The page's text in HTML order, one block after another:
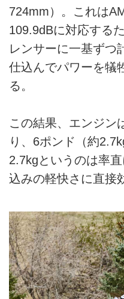
724mm）。これは
109.9dBに対応する
レンサーに一基ずつ
仕込んでパワーを犠
る。
この結果、エンジン
り、6ポンド（約
2.7kgというのは率
込みの軽快さに直接